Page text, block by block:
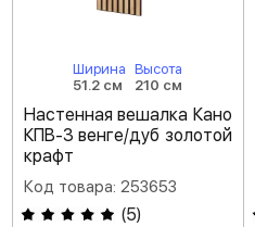
Ширина
51.2 см
Высота
210 см
Настенная вешалка Кано
КПВ-3 венге/дуб золотой
крафт
Код товара: 253653
(5)